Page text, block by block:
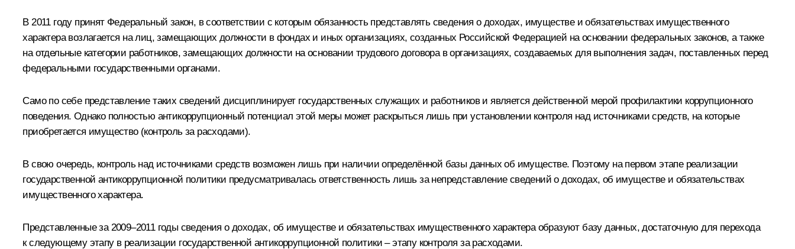
В 2011 году принят Федеральный закон, в соответствии с которым обязанность представлять сведения о доходах, имуществе и обязательствах имущественного
характера возлагается на лиц, замещающих должности в фондах и иных организациях, созданных Российской Федерацией на основании федеральных законов, а также
на отдельные категории работников, замещающих должности на основании трудового договора в организациях, создаваемых для выполнения задач, поставленных перед
федеральными государственными органами.
Само по себе представление таких сведений дисциплинирует государственных служащих и работников и является действенной мерой профилактики коррупционного
поведения. Однако полностью антикоррупционный потенциал этой меры может раскрыться лишь при установлении контроля над источниками средств, на которые
приобретается имущество (контроль за расходами).
В свою очередь, контроль над источниками средств возможен лишь при наличии определённой базы данных об имуществе. Поэтому на первом этапе реализации
государственной антикоррупционной политики предусматривалась ответственность лишь за непредставление сведений о доходах, об имуществе и обязательствах
имущественного характера.
Представленные за 2009–2011 годы сведения о доходах, об имуществе и обязательствах имущественного характера образуют базу данных, достаточную для перехода
к следующему этапу в реализации государственной антикоррупционной политики – этапу контроля за расходами.